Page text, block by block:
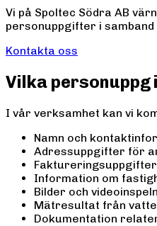
Vi på Spoltec Södra AB
personuppgifter i
Kontakta oss
Vilka
I vår verksamhet kan vi
Namn och
Adressuppgifter för
Faktureringsuppgifter
Information om
Bilder och
Mätresultat från
Dokumentation